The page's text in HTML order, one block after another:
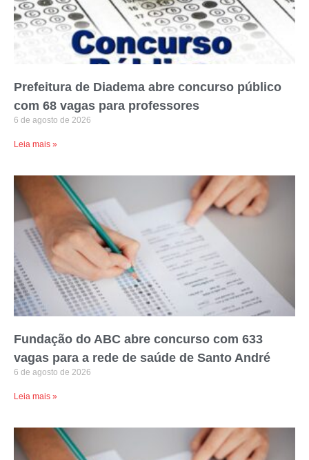
Prefeitura de Diadema abre concurso público
com 68 vagas para professores
6 de agosto de 2026
Leia mais »
Fundação do ABC abre concurso com 633
vagas para a rede de saúde de Santo André
6 de agosto de 2026
Leia mais »